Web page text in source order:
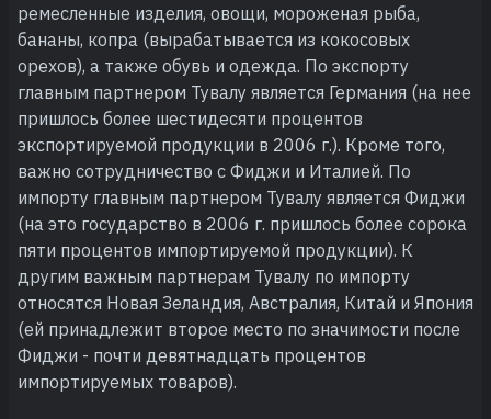
ремесленные изделия, овощи, мороженая рыба,
бананы, копра (вырабатывается из кокосовых
орехов), а также обувь и одежда. По экспорту
главным партнером Тувалу является Германия (на нее
пришлось более шестидесяти процентов
экспортируемой продукции в 2006 г.). Кроме того,
важно сотрудничество с Фиджи и Италией. По
импорту главным партнером Тувалу является Фиджи
(на это государство в 2006 г. пришлось более сорока
пяти процентов импортируемой продукции). К
другим важным партнерам Тувалу по импорту
относятся Новая Зеландия, Австралия, Китай и Япония
(ей принадлежит второе место по значимости после
Фиджи - почти девятнадцать процентов
импортируемых товаров).